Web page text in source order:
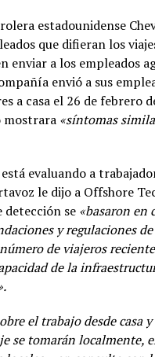
estadounidense
que difieran los
enviar a los empleados
envió a sus
a casa el 26 de febrero
mostrara «síntomas
evaluando a
le dijo a Offshore
detección se «basaron en
y regulaciones
de viajeros
de la
el trabajo desde casa
se tomarán localmente,